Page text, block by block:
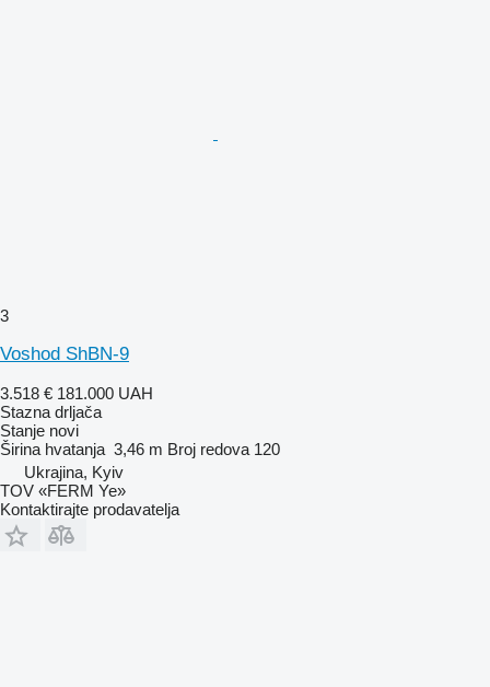
3
Voshod ShBN-9
3.518 € 181.000 UAH
Stazna drljača
Stanje novi
Širina hvatanja 3,46 m Broj redova 120
Ukrajina, Kyiv
TOV «FERM Ye»
Kontaktirajte prodavatelja